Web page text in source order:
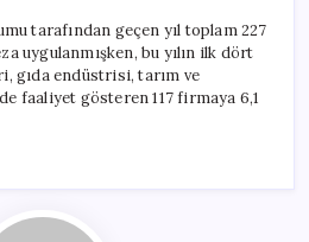
tarafından geçen yıl toplam 227
uygulanmışken, bu yılın ilk dört
gıda endüstrisi, tarım ve
faaliyet gösteren 117 firmaya 6,1